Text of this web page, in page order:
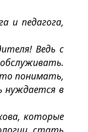
и педагога,
Ведь с
понимать,
нуждается в
которые